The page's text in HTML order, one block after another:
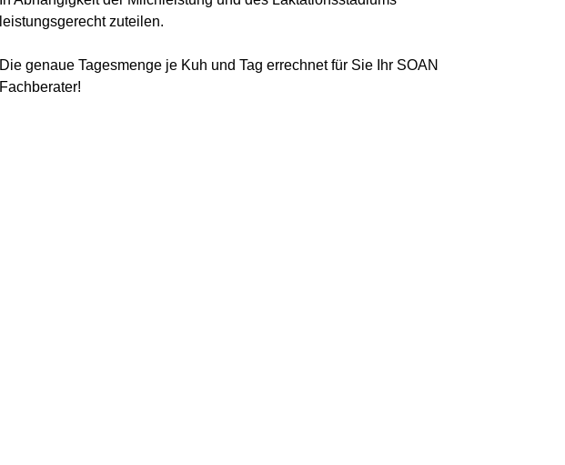
leistungsgerecht zuteilen.
Die genaue Tagesmenge je Kuh und Tag errechnet für Sie Ihr SOAN
Fachberater!